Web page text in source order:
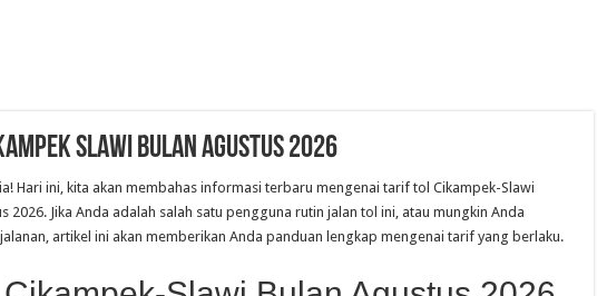
Slawi Bulan Agustus 2026
Hari ini, kita akan membahas informasi terbaru mengenai tarif tol Cikampek-Slawi
2026. Jika Anda adalah salah satu pengguna rutin jalan tol ini, atau mungkin Anda
artikel ini akan memberikan Anda panduan lengkap mengenai tarif yang berlaku.